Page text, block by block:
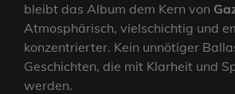
bleibt das Album dem Kern von
Atmosphärisch, vielschichtig und
konzentrierter. Kein unnötiger
Geschichten, die mit Klarheit und
werden.